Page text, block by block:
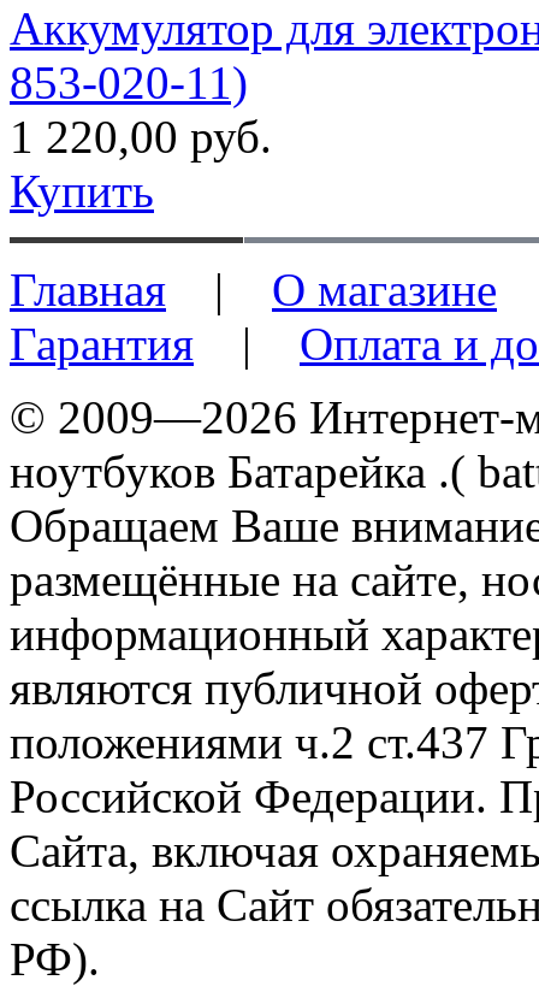
Аккумулятор для
853-020-11)
1 220,00 руб.
Купить
Главная | О магазине
Гарантия | Оплата и
© 2009—2026 Интернет-
ноутбуков Батарейка .(
Обращаем Ваше
размещённые на сайте,
информационный
являются публичной
положениями ч.2 ст.437
Российской Федерации.
Сайта, включая
ссылка на Сайт
РФ).